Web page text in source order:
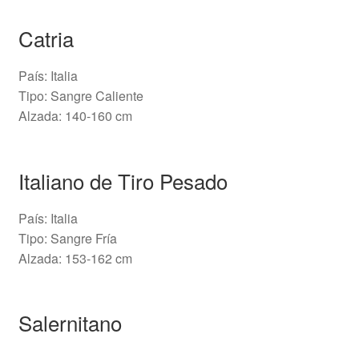
Catria
País: Italia
Tipo: Sangre Caliente
Alzada: 140-160 cm
Italiano de Tiro Pesado
País: Italia
Tipo: Sangre Fría
Alzada: 153-162 cm
Salernitano